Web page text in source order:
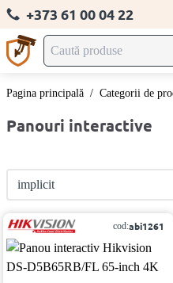
+373 61 00 04 22
Pagina principală / Categorii de
Panouri interactive
implicit
cod:abi1261